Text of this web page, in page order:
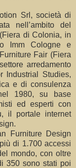
Srl, società di
nell’ambito del
di Colonia, in
Imm Cologne e
Fair (Fiera
arredamento
Industrial Studies,
e di consulenza
1980, su base
ed esperti con
il portale internet
Furniture Design
di 1.700 accessi
mondo, con oltre
350 sono stati poi